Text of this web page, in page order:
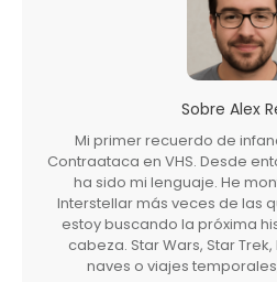
Sobre Alex
Mi primer recuerdo de
Contraataca en VHS. Desde
ha sido mi lenguaje. He
Interstellar más veces de las
estoy buscando la próxima
cabeza. Star Wars, Star
naves o viajes